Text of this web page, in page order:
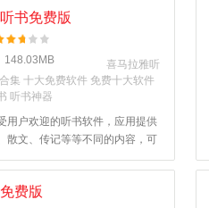
书免费版
148.03MB
喜马拉雅听
集 十大免费软件 免费十大软件
听书神器
用户欢迎的听书软件，应用提供
散文、传记等等不同的内容，可
播放列表，使用非常简单，喜欢
费版